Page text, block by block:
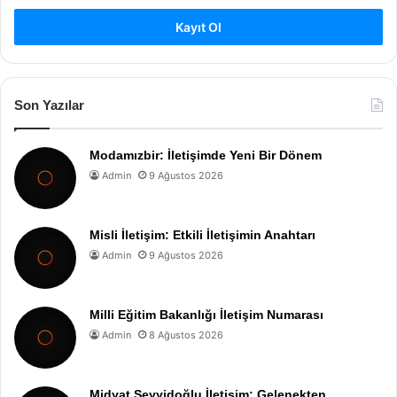
Kayıt Ol
Son Yazılar
Modamızbir: İletişimde Yeni Bir Dönem
Admin 9 Ağustos 2026
Misli İletişim: Etkili İletişimin Anahtarı
Admin 9 Ağustos 2026
Milli Eğitim Bakanlığı İletişim Numarası
Admin 8 Ağustos 2026